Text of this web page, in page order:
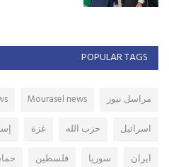
POPULAR TAGS
مراسل نيوز Mourasel news
اسرائيل
حزب الله غزة
ايران
سوريا فلسطين